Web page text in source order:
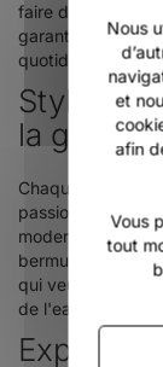
faire des choix
garantissant une
quotidiennes.
Styles
la glisse
Chaque pièce de
passion pour le
modernes et des
bermudas et
qui veulent
de l'eau.
Exprime
Nous
et
afin
Vous
tout